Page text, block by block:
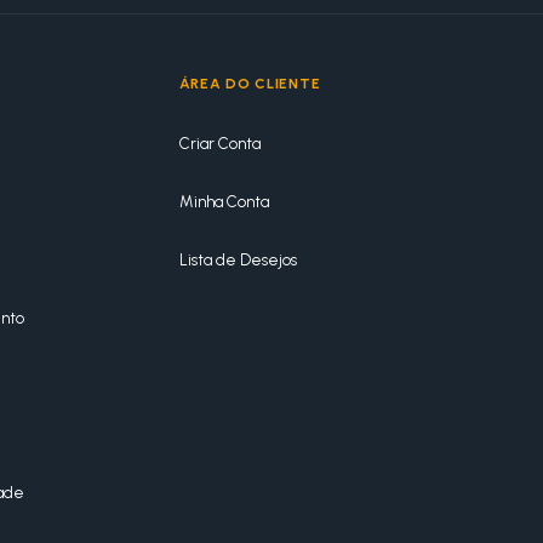
ÁREA DO CLIENTE
Criar Conta
Minha Conta
Lista de Desejos